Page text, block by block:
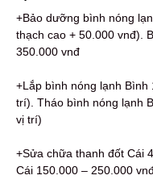
+Bảo dưỡng bình nóng
thạch cao + 50.000 vnđ).
350.000 vnđ
+Lắp bình nóng lạnh Bình
trí). Tháo bình nóng lạnh
vị trí)
+Sửa chữa thanh đốt Cái
Cái 150.000 – 250.000